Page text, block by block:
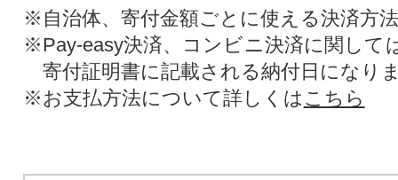
※自治体、寄付金額ごとに使える決済方
※Pay-easy決済、コンビニ決済に関して
寄付証明書に記載される納付日になり
※お支払方法について詳しくは こちら